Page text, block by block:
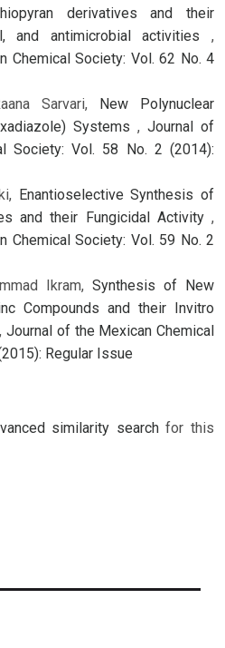
derivatives and their
and antimicrobial activities ,
Chemical Society: Vol. 62 No. 4
Sarvari, New Polynuclear
Systems , Journal of
Society: Vol. 58 No. 2 (2014):
Enantioselective Synthesis of
and their Fungicidal Activity ,
Chemical Society: Vol. 59 No. 2
Ikram, Synthesis of New
Compounds and their Invitro
,Journal of the Mexican Chemical
Regular Issue
similarity searchfor this